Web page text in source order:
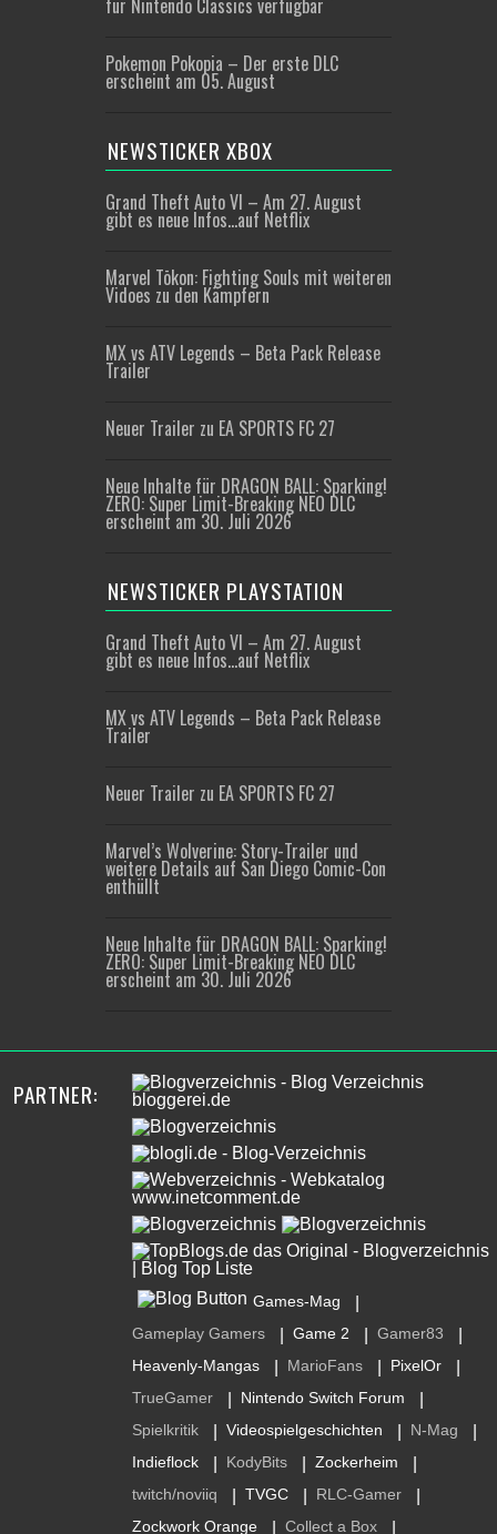
für Nintendo Classics verfügbar
Pokemon Pokopia – Der erste DLC
erscheint am 05. August
NEWSTICKER XBOX
Grand Theft Auto VI – Am 27. August
gibt es neue Infos…auf Netflix
Marvel Tōkon: Fighting Souls mit weiteren
Vidoes zu den Kämpfern
MX vs ATV Legends – Beta Pack Release
Trailer
Neuer Trailer zu EA SPORTS FC 27
Neue Inhalte für DRAGON BALL: Sparking!
ZERO: Super Limit-Breaking NEO DLC
erscheint am 30. Juli 2026
NEWSTICKER PLAYSTATION
Grand Theft Auto VI – Am 27. August
gibt es neue Infos…auf Netflix
MX vs ATV Legends – Beta Pack Release
Trailer
Neuer Trailer zu EA SPORTS FC 27
Marvel’s Wolverine: Story-Trailer und
weitere Details auf San Diego Comic-Con
enthüllt
Neue Inhalte für DRAGON BALL: Sparking!
ZERO: Super Limit-Breaking NEO DLC
erscheint am 30. Juli 2026
PARTNER:
Games-Mag
Gameplay Gamers Game 2 Gamer83
Heavenly-Mangas MarioFans PixelOr
TrueGamer Nintendo Switch Forum
Spielkritik Videospielgeschichten N-Mag
Indieflock KodyBits Zockerheim
twitch/noviiq TVGC RLC-Gamer
Zockwork Orange Collect a Box